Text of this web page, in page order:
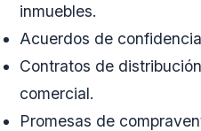
inmuebles.
Acuerdos de
Contratos de
comercial.
Promesas de